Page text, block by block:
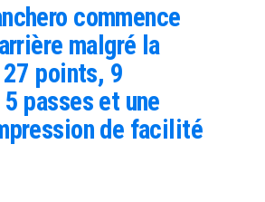
commence
malgré la
points, 9
passes et une
de facilité